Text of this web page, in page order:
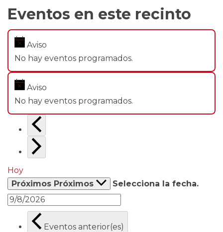
Eventos en este recinto
Aviso
No hay eventos programados.
Aviso
No hay eventos programados.
Hoy
Próximos Próximos Selecciona la fecha.
Eventos anterior(es)